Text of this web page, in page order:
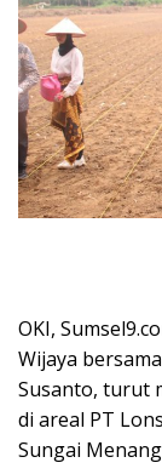
OKI,
Wijaya
Susanto, turut
di areal PT
Sungai